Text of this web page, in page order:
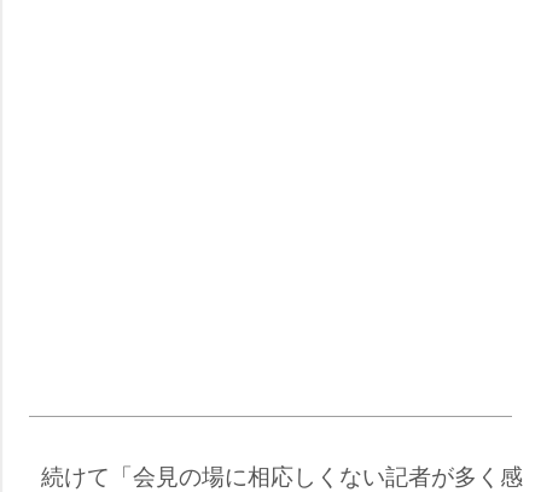
続けて「会見の場に相応しくない記者が多く感